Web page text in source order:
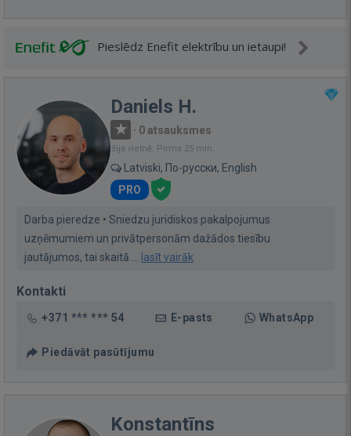
Pieslēdz Enefit elektrību un ietaupi!
Daniels H.
· 0 atsauksmes
Bija vietnē: Pirms 25 min.
Latviski, По-русски, English
PRO
Darba pieredze • Sniedzu juridiskos pakalpojumus
uzņēmumiem un privātpersonām dažādos tiesību
jautājumos, tai skaitā ... lasīt vairāk
Kontakti
+371 *** *** 54 E-pasts WhatsApp
Piedāvāt pasūtījumu
Konstantīns